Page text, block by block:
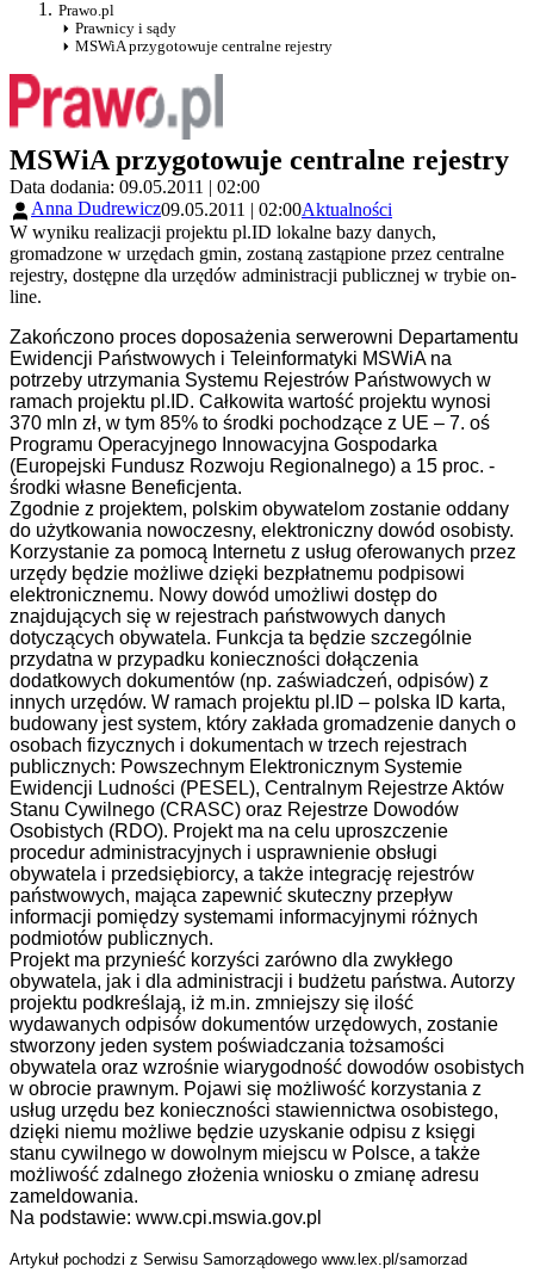
Prawo.pl
Prawnicy i sądy
MSWiA przygotowuje centralne rejestry
MSWiA przygotowuje centralne rejestry
Data dodania: 09.05.2011 | 02:00
Anna Dudrewicz09.05.2011 | 02:00Aktualności
W wyniku realizacji projektu pl.ID lokalne bazy danych,
gromadzone w urzędach gmin, zostaną zastąpione przez centralne
rejestry, dostępne dla urzędów administracji publicznej w trybie on-
line.
Zakończono proces doposażenia serwerowni Departamentu
Ewidencji Państwowych i Teleinformatyki MSWiA na
potrzeby utrzymania Systemu Rejestrów Państwowych w
ramach projektu pl.ID. Całkowita wartość projektu wynosi
370 mln zł, w tym 85% to środki pochodzące z UE – 7. oś
Programu Operacyjnego Innowacyjna Gospodarka
(Europejski Fundusz Rozwoju Regionalnego) a 15 proc. -
środki własne Beneficjenta.
Zgodnie z projektem, polskim obywatelom zostanie oddany
do użytkowania nowoczesny, elektroniczny dowód osobisty.
Korzystanie za pomocą Internetu z usług oferowanych przez
urzędy będzie możliwe dzięki bezpłatnemu podpisowi
elektronicznemu. Nowy dowód umożliwi dostęp do
znajdujących się w rejestrach państwowych danych
dotyczących obywatela. Funkcja ta będzie szczególnie
przydatna w przypadku konieczności dołączenia
dodatkowych dokumentów (np. zaświadczeń, odpisów) z
innych urzędów. W ramach projektu pl.ID – polska ID karta,
budowany jest system, który zakłada gromadzenie danych o
osobach fizycznych i dokumentach w trzech rejestrach
publicznych: Powszechnym Elektronicznym Systemie
Ewidencji Ludności (PESEL), Centralnym Rejestrze Aktów
Stanu Cywilnego (CRASC) oraz Rejestrze Dowodów
Osobistych (RDO). Projekt ma na celu uproszczenie
procedur administracyjnych i usprawnienie obsługi
obywatela i przedsiębiorcy, a także integrację rejestrów
państwowych, mająca zapewnić skuteczny przepływ
informacji pomiędzy systemami informacyjnymi różnych
podmiotów publicznych.
Projekt ma przynieść korzyści zarówno dla zwykłego
obywatela, jak i dla administracji i budżetu państwa. Autorzy
projektu podkreślają, iż m.in. zmniejszy się ilość
wydawanych odpisów dokumentów urzędowych, zostanie
stworzony jeden system poświadczania tożsamości
obywatela oraz wzrośnie wiarygodność dowodów osobistych
w obrocie prawnym. Pojawi się możliwość korzystania z
usług urzędu bez konieczności stawiennictwa osobistego,
dzięki niemu możliwe będzie uzyskanie odpisu z księgi
stanu cywilnego w dowolnym miejscu w Polsce, a także
możliwość zdalnego złożenia wniosku o zmianę adresu
zameldowania.
Na podstawie: www.cpi.mswia.gov.pl
Artykuł pochodzi z Serwisu Samorządowego www.lex.pl/samorzad